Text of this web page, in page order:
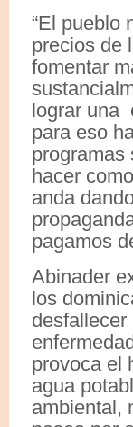
“El pueblo
precios de
fomentar
lograr una
para eso
programas
hacer
anda
pagamos
Abinader
los
provoca el
agua
ambiental,